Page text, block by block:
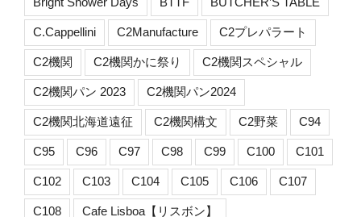
C.Cappellini C2Manufacture C2プレパラート
C2機関 C2機関かに祭り C2機関スペシャル
C2機関パン 2023 C2機関パン2024
C2機関北海道遠征 C2機関構文 C2野菜 C94
C95 C96 C97 C98 C99 C100 C101
C102 C103 C104 C105 C106 C107
C108 Cafe Lisboa【リスボン】